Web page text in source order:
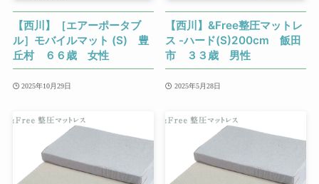
【西川】［エアーポータブ
ル］モバイルマット (S) 豊
丘村 ６６歳 女性
2025年10月29日
【西川】&Free整圧マットレ
ス -ハード(S)200cm 飯田
市 ３３歳 男性
2025年5月28日